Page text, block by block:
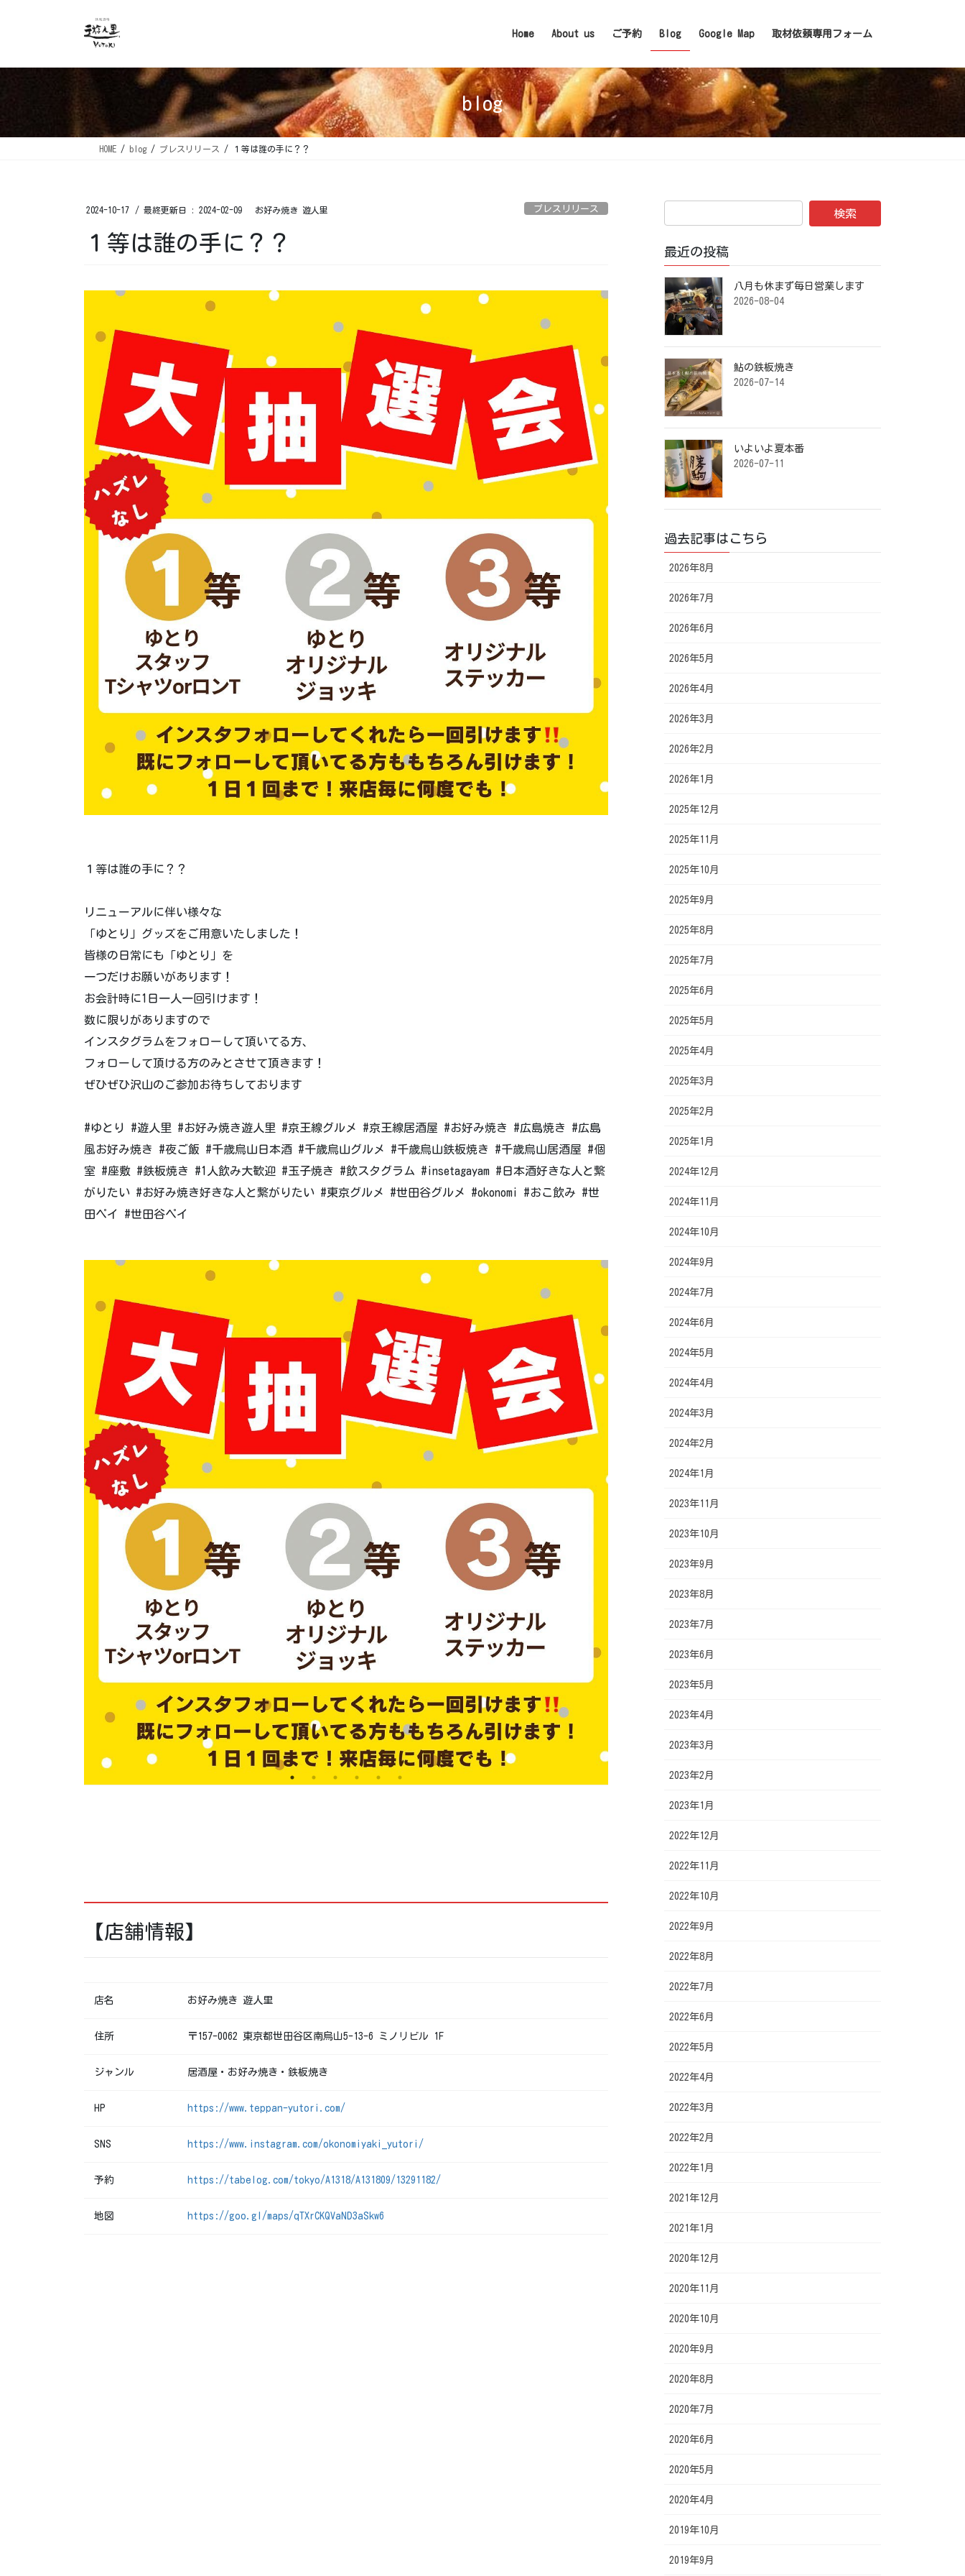
Home About us ご予約 Blog Google Map 取材依頼専用フォーム
blog
HOME blog プレスリリース １等は誰の手に？？ ⁡
2024-10-17 / 最終更新日 : 2024-02-09 お好み焼き 遊人里 プレスリリース
１等は誰の手に？？ ⁡
１等は誰の手に？？
リニューアルに伴い様々な
「ゆとり」グッズをご用意いたしました！
皆様の日常にも「ゆとり」を️
一つだけお願いがあります！
お会計時に1日一人一回引けます！
数に限りがありますので
インスタグラムをフォローして頂いてる方、
フォローして頂ける方のみとさせて頂きます！
ぜひぜひ沢山のご参加お待ちしております️
#ゆとり #遊人里 #お好み焼き遊人里 #京王線グルメ #京王線居酒屋 #お好み焼き #広島焼き #広島
風お好み焼き #夜ご飯 #千歳烏山日本酒 #千歳烏山グルメ #千歳烏山鉄板焼き #千歳烏山居酒屋 #個
室 #座敷 #鉄板焼き #1人飲み大歓迎 #玉子焼き #飲スタグラム #insetagayam #日本酒好きな人と繋
がりたい #お好み焼き好きな人と繋がりたい #東京グルメ #世田谷グルメ #okonomi #おこ飲み #世
田ペイ #世田谷ペイ
【店舗情報】
店名 お好み焼き 遊人里
住所 〒157-0062 東京都世田谷区南烏山5-13-6 ミノリビル 1F
ジャンル 居酒屋・お好み焼き・鉄板焼き
HP https://www.teppan-yutori.com/
SNS https://www.instagram.com/okonomiyaki_yutori/
予約 https://tabelog.com/tokyo/A1318/A131809/13291182/
地図 https://goo.gl/maps/qTXrCKQVaND3aSkw6
最近の投稿
八月も休まず毎日営業します️ ⁡
2026-08-04
鮎の鉄板焼き ⁡
2026-07-14
いよいよ夏本番️ ⁡
2026-07-11
過去記事はこちら
2026年8月
2026年7月
2026年6月
2026年5月
2026年4月
2026年3月
2026年2月
2026年1月
2025年12月
2025年11月
2025年10月
2025年9月
2025年8月
2025年7月
2025年6月
2025年5月
2025年4月
2025年3月
2025年2月
2025年1月
2024年12月
2024年11月
2024年10月
2024年9月
2024年7月
2024年6月
2024年5月
2024年4月
2024年3月
2024年2月
2024年1月
2023年11月
2023年10月
2023年9月
2023年8月
2023年7月
2023年6月
2023年5月
2023年4月
2023年3月
2023年2月
2023年1月
2022年12月
2022年11月
2022年10月
2022年9月
2022年8月
2022年7月
2022年6月
2022年5月
2022年4月
2022年3月
2022年2月
2022年1月
2021年12月
2021年1月
2020年12月
2020年11月
2020年10月
2020年9月
2020年8月
2020年7月
2020年6月
2020年5月
2020年4月
2019年10月
2019年9月